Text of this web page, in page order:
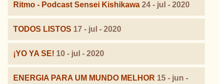
Ritmo - Podcast Sensei Kishikawa 24 - jul - 2020
TODOS LISTOS 17 - jul - 2020
¡YO YA SE! 10 - jul - 2020
ENERGIA PARA UM MUNDO MELHOR 15 - jun -